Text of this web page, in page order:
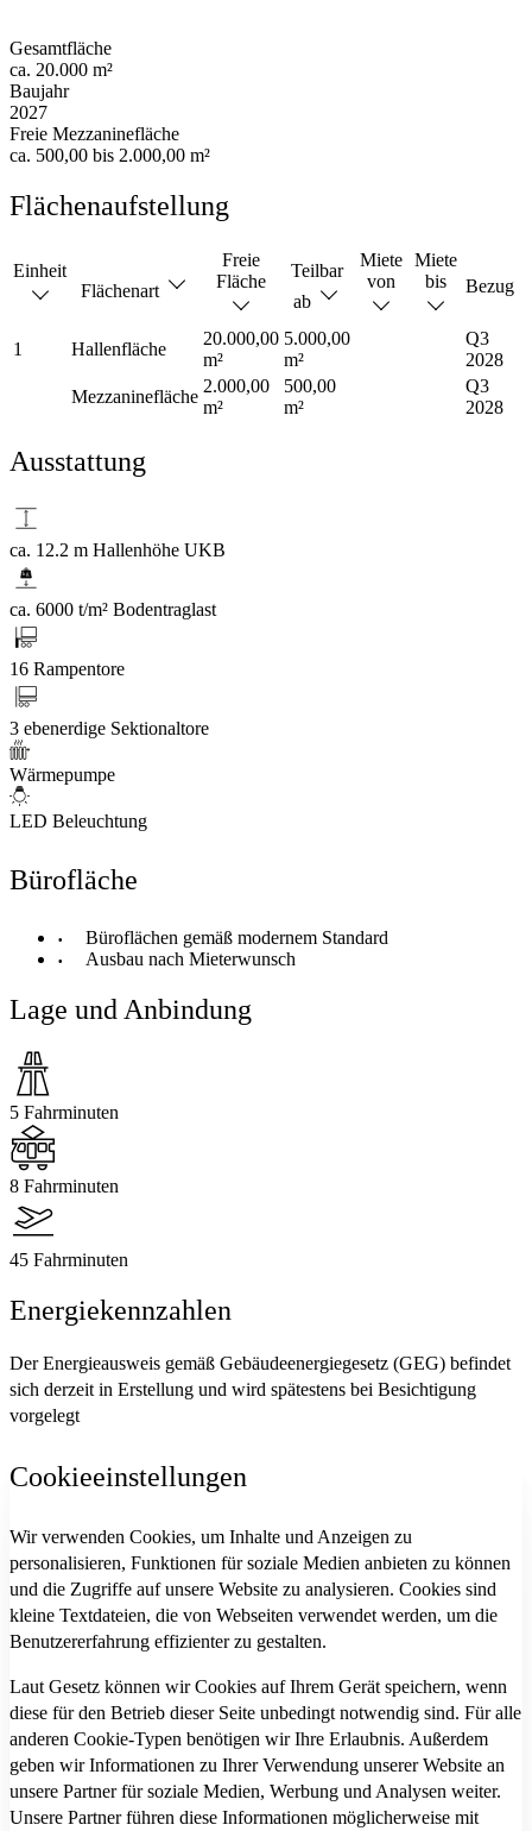
Gesamtfläche
ca. 20.000 m²
Baujahr
2027
Freie Mezzaninefläche
ca. 500,00 bis 2.000,00 m²
Flächenaufstellung
Einheit
Flächenart
Freie
Fläche
Teilbar
ab
Miete
von
Miete
bis
Bezug
1 Hallenfläche
20.000,00
m²
5.000,00
m²
Q3
2028
Mezzaninefläche
2.000,00
m²
500,00
m²
Q3
2028
Ausstattung
ca. 12.2 m Hallenhöhe UKB
ca. 6000 t/m² Bodentraglast
16 Rampentore
3 ebenerdige Sektionaltore
Wärmepumpe
LED Beleuchtung
Bürofläche
Büroflächen gemäß modernem Standard
Ausbau nach Mieterwunsch
Lage und Anbindung
5 Fahrminuten
8 Fahrminuten
45 Fahrminuten
Energiekennzahlen
Der Energieausweis gemäß Gebäudeenergiegesetz (GEG) befindet
sich derzeit in Erstellung und wird spätestens bei Besichtigung
vorgelegt
Cookieeinstellungen
Wir verwenden Cookies, um Inhalte und Anzeigen zu
personalisieren, Funktionen für soziale Medien anbieten zu können
und die Zugriffe auf unsere Website zu analysieren. Cookies sind
kleine Textdateien, die von Webseiten verwendet werden, um die
Benutzererfahrung effizienter zu gestalten.
Laut Gesetz können wir Cookies auf Ihrem Gerät speichern, wenn
diese für den Betrieb dieser Seite unbedingt notwendig sind. Für alle
anderen Cookie-Typen benötigen wir Ihre Erlaubnis. Außerdem
geben wir Informationen zu Ihrer Verwendung unserer Website an
unsere Partner für soziale Medien, Werbung und Analysen weiter.
Unsere Partner führen diese Informationen möglicherweise mit